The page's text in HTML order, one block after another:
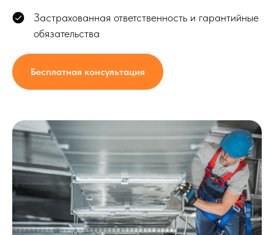
Застрахованная ответственность и гарантийные
обязательства
Бесплатная консультация